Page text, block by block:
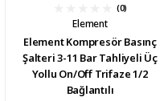
(0)
Element
Element Kompresör Basınç
Şalteri 3-11 Bar Tahliyeli Üç
Yollu On/Off Trifaze 1/2
Bağlantılı